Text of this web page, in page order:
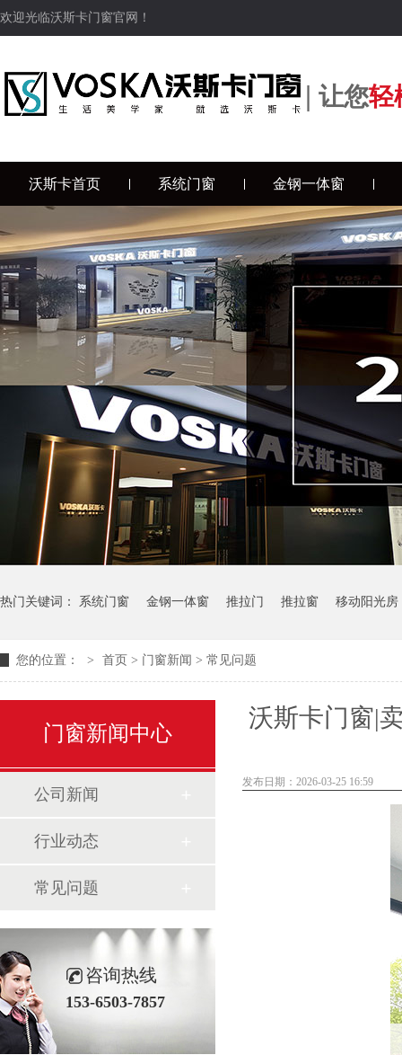
欢迎光临沃斯卡门窗官网！
| 让您轻
沃斯卡首页 系统门窗 金钢一体窗
热门关键词： 系统门窗 金钢一体窗 推拉门 推拉窗 移动阳光房
您的位置： > 首页 > 门窗新闻 > 常见问题
沃斯卡门窗|
发布日期：2026-03-25 16:59
门窗新闻中心
公司新闻
行业动态
常见问题
咨询热线
153-6503-7857